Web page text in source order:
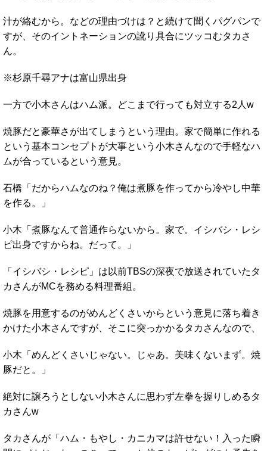
汁が絡むから。などの理由づけは？と続けて聞くパグパンで
すが、そのイントネーションの訛り具合にツッコむタカさ
ん。
※杉原千尋アナは富山県出身
一方で小木さんはハム派。どこまで行っても対立する2人w
焼豚だと豪華さが出てしまうという理由。家で簡単に作れる
という基本コンセプトが大事という小木さんなので手軽なハ
ムが合っているという意見。
石橋「だからハムなのね？俺は煮豚を作ってから冷やし中華
を作る。」
小木「煮豚なんて普通作らないから。家で。イシバシ・レシ
ピ出身ですからね。だって。」
「イシバシ・レシピ」は以前TBSの深夜で放送されていたタ
カさんがMCを務める料理番組。
焼豚を用意するのがめんどくさいからという意見に落ち着き
かけた小木さんですが、そこに突っかかるタカさんなので、
小木「めんどくさいじゃない。じゃあ。美味くないまず。焼
豚だと。」
絶対に譲ろうとしない小木さんに思わず左拳を握りしめるタ
カさんw
タカさんが「ハム・もやし・カニカマは許せない！入った瞬